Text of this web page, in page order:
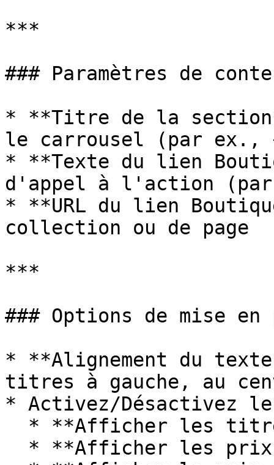
***
### Paramètres de
* **Titre de la
le carrousel (par ex.,
* **Texte du lien
d'appel à l'action
* **URL du lien
collection ou de page
***
### Options de mise
* **Alignement du
titres à gauche, au
* Activez/Désactivez